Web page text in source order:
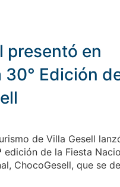
presentó en
30° Edición
de Villa Gesell
edición de la Fiesta
ChocoGesell, que se